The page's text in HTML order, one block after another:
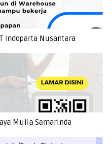
Indoparta Nusantara
Mulia Samarinda